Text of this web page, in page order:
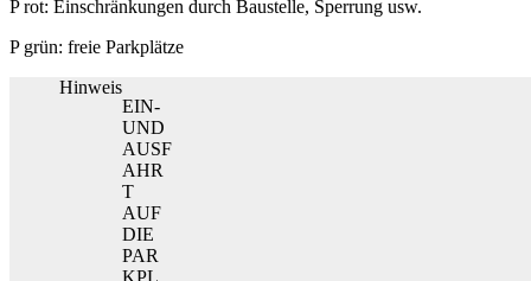
P rot: Einschränkungen durch Baustelle, Sperrung usw.
P grün: freie Parkplätze
Hinweis
EIN-
UND
AUSF
AHR
T
AUF
DIE
PAR